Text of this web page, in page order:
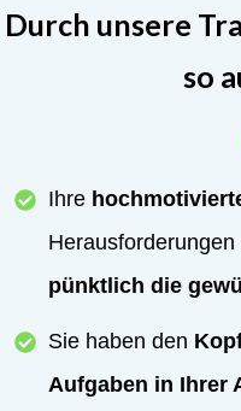
Durch unsere
so
Ihre
Herausforderungen
pünktlich die
Sie haben den
Aufgaben in Ihrer